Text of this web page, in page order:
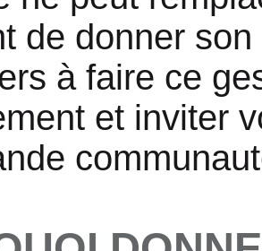
de donner
à faire ce
et inviter